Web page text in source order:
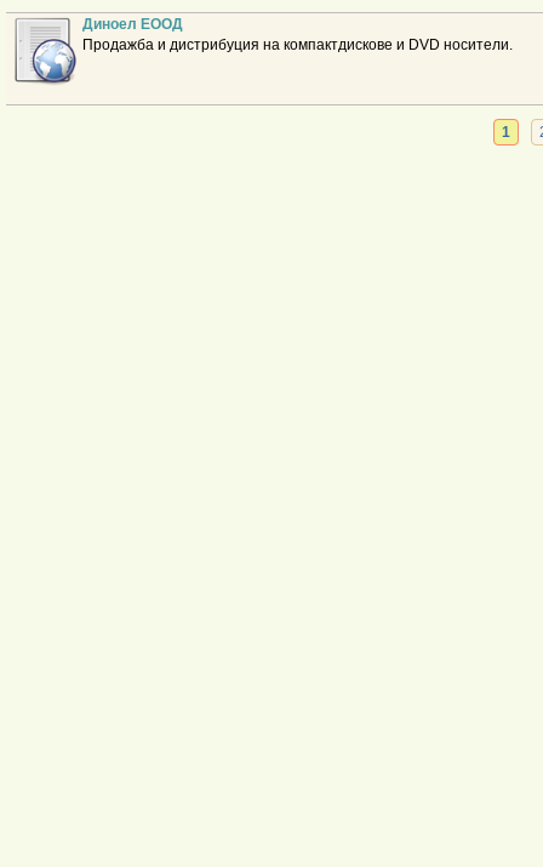
Диноел ЕООД
Продажба и дистрибуция на компактдискове и DVD носители.
1